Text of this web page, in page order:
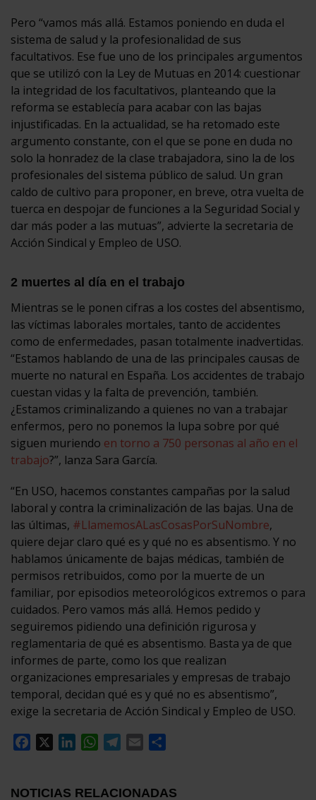
Pero “vamos más allá. Estamos poniendo en duda el
sistema de salud y la profesionalidad de sus
facultativos. Ese fue uno de los principales argumentos
que se utilizó con la Ley de Mutuas en 2014: cuestionar
la integridad de los facultativos, planteando que la
reforma se establecía para acabar con las bajas
injustificadas. En la actualidad, se ha retomado este
argumento constante, con el que se pone en duda no
solo la honradez de la clase trabajadora, sino la de los
profesionales del sistema público de salud. Un gran
caldo de cultivo para proponer, en breve, otra vuelta de
tuerca en despojar de funciones a la Seguridad Social y
dar más poder a las mutuas”, advierte la secretaria de
Acción Sindical y Empleo de USO.
2 muertes al día en el trabajo
Mientras se le ponen cifras a los costes del absentismo,
las víctimas laborales mortales, tanto de accidentes
como de enfermedades, pasan totalmente inadvertidas.
“Estamos hablando de una de las principales causas de
muerte no natural en España. Los accidentes de trabajo
cuestan vidas y la falta de prevención, también.
¿Estamos criminalizando a quienes no van a trabajar
enfermos, pero no ponemos la lupa sobre por qué
siguen muriendo en torno a 750 personas al año en el
trabajo?”, lanza Sara García.
“En USO, hacemos constantes campañas por la salud
laboral y contra la criminalización de las bajas. Una de
las últimas, #LlamemosALasCosasPorSuNombre,
quiere dejar claro qué es y qué no es absentismo. Y no
hablamos únicamente de bajas médicas, también de
permisos retribuidos, como por la muerte de un
familiar, por episodios meteorológicos extremos o para
cuidados. Pero vamos más allá. Hemos pedido y
seguiremos pidiendo una definición rigurosa y
reglamentaria de qué es absentismo. Basta ya de que
informes de parte, como los que realizan
organizaciones empresariales y empresas de trabajo
temporal, decidan qué es y qué no es absentismo”,
exige la secretaria de Acción Sindical y Empleo de USO.
Facebook
LinkedInWhatsApp
Telegram
Email
NOTICIAS RELACIONADAS